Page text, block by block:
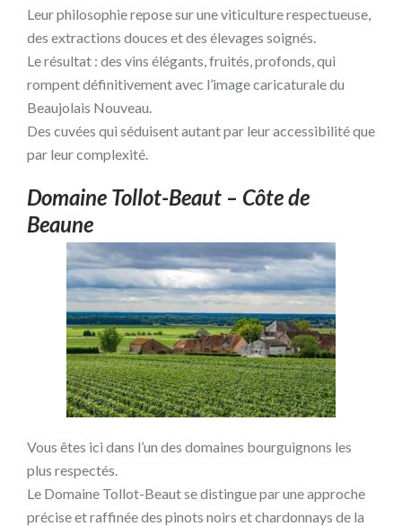
Leur philosophie repose sur une viticulture respectueuse,
des extractions douces et des élevages soignés.
Le résultat : des vins élégants, fruités, profonds, qui
rompent définitivement avec l’image caricaturale du
Beaujolais Nouveau.
Des cuvées qui séduisent autant par leur accessibilité que
par leur complexité.
Domaine Tollot-Beaut – Côte de
Beaune
Vous êtes ici dans l’un des domaines bourguignons les
plus respectés.
Le Domaine Tollot-Beaut se distingue par une approche
précise et raffinée des pinots noirs et chardonnays de la